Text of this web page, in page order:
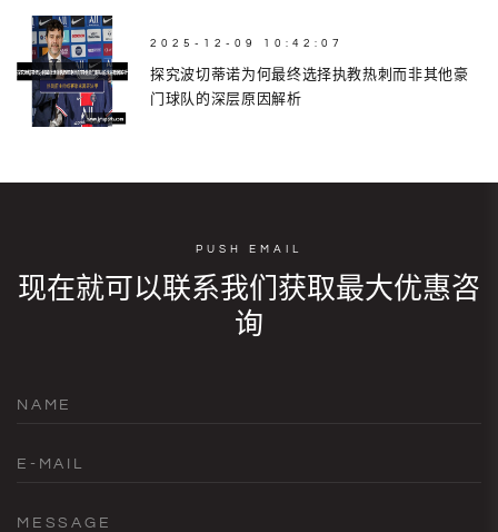
2025-12-09 10:42:07
探究波切蒂诺为何最终选择执教热刺而非其他豪
门球队的深层原因解析
PUSH EMAIL
现在就可以联系我们获取最大优惠咨
询
NAME
E-MAIL
MESSAGE